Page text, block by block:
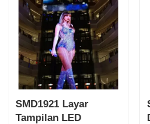
SMD1921 Layar
Tampilan LED